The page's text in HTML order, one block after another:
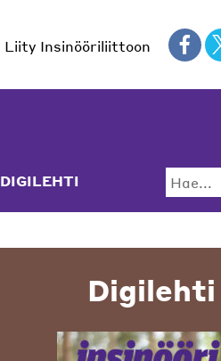
Liity Insinööriliittoon
DIGILEHTI Hae...
Digilehti